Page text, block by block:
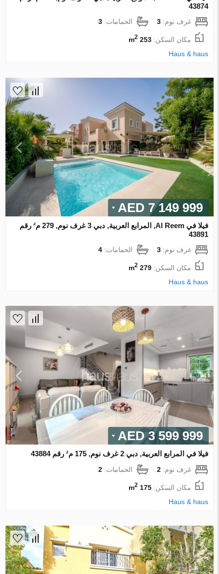
43874
غرف نوم:3 الحمامات:3
مكان السكن:253 m
2
Haus & haus
7 149 999 AED
فيلا في Al Reem, المرابع العربية, دبي 3 غرف نوم, 279 م² رقم
43891
غرف نوم:3 الحمامات:4
مكان السكن:279 m
2
Haus & haus
3 599 999 AED
فيلا في المرابع العربية, دبي 2 غرف نوم, 175 م² رقم 43884
غرف نوم:2 الحمامات:2
مكان السكن:175 m
2
Haus & haus